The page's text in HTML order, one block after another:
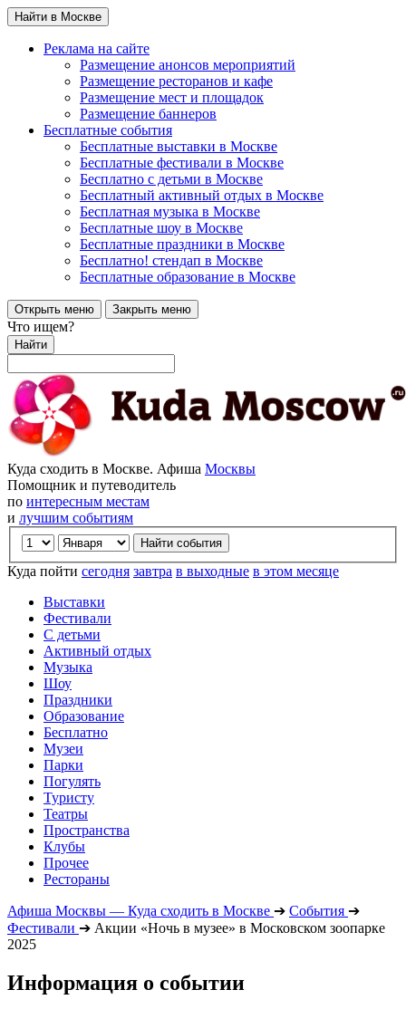
Найти в Москве
Реклама на сайте
Размещение анонсов мероприятий
Размещение ресторанов и кафе
Размещение мест и площадок
Размещение баннеров
Бесплатные события
Бесплатные выставки в Москве
Бесплатные фестивали в Москве
Бесплатно с детьми в Москве
Бесплатный активный отдых в Москве
Бесплатная музыка в Москве
Бесплатные шоу в Москве
Бесплатные праздники в Москве
Бесплатно! стендап в Москве
Бесплатные образование в Москве
Открыть меню Закрыть меню
Что ищем?
Найти
Куда сходить в Москве. Афиша Москвы
Помощник и путеводитель
по интересным местам
и лучшим событиям
Куда пойти сегодня завтра в выходные в этом месяце
Выставки
Фестивали
С детьми
Активный отдых
Музыка
Шоу
Праздники
Образование
Бесплатно
Музеи
Парки
Погулять
Туристу
Театры
Пространства
Клубы
Прочее
Рестораны
Афиша Москвы — Куда сходить в Москве ➔ События ➔
Фестивали ➔ Акции «Ночь в музее» в Московском зоопарке
2025
Информация о событии